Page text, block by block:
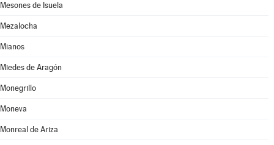
Mesones de Isuela
Mezalocha
Mianos
Miedes de Aragón
Monegrillo
Moneva
Monreal de Ariza